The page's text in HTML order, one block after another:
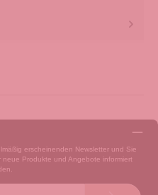
erscheinenden Newsletter und Sie
Produkte und Angebote informiert